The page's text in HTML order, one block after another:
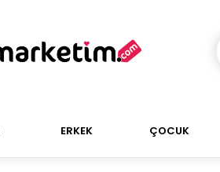
ERKEK ÇOCUK